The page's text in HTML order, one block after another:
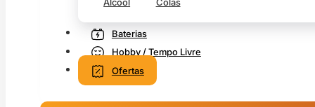
Baterias
Hobby / Tempo Livre
Ofertas